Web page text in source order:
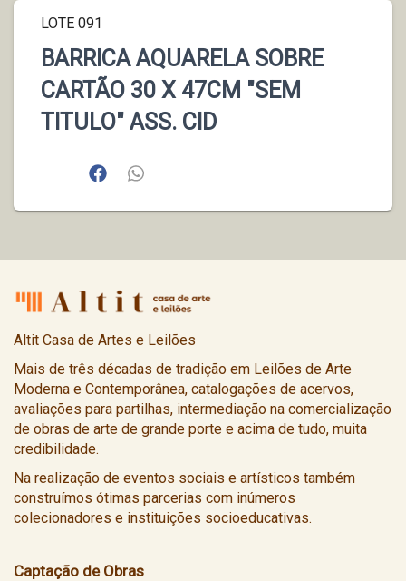
LOTE 091
BARRICA AQUARELA SOBRE
CARTÃO 30 X 47CM "SEM
TITULO" ASS. CID
Altit Casa de Artes e Leilões
Mais de três décadas de tradição em Leilões de Arte
Moderna e Contemporânea, catalogações de acervos,
avaliações para partilhas, intermediação na comercialização
de obras de arte de grande porte e acima de tudo, muita
credibilidade.
Na realização de eventos sociais e artísticos também
construímos ótimas parcerias com inúmeros
colecionadores e instituições socioeducativas.
Captação de Obras